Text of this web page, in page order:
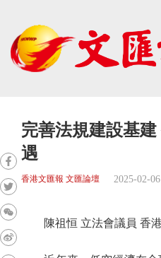
完善法規建設基
遇
香港文匯報 文匯論壇 2025-02-06
陳祖恒 立法會議員 香港